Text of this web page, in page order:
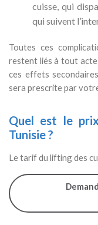
cuisse, qui
qui suivent
Toutes ces
restent liés à tout acte
ces effets
sera prescrite par
Quel est le
Tunisie?
Le tarif du lifting des